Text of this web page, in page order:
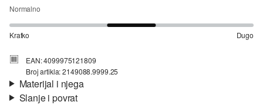
Normalno
Kratko Dugo
EAN: 4099975121809
Broj artikla: 2149088.9999.25
Materijal i njega
Slanje i povrat